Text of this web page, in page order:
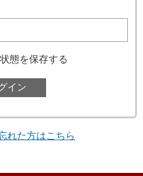
態を保存する
れた方はこちら